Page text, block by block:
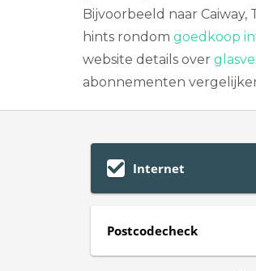
Bijvoorbeeld naar
hints rondom goedkoop
website details over
abonnementen
Internet
Postcodecheck